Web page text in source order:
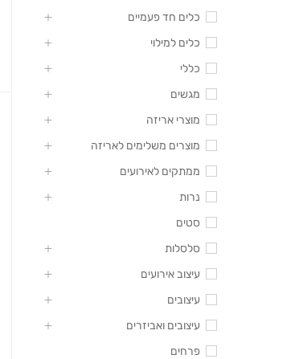
כלים חד פעמיים
כלים למילוי
כללי
מגשים
מוצרי אריזה
מוצרים משלימים לאריזה
ממתקים לאירועים
נרות
סטים
סלסלות
עיצוב אירועים
עיצובים
עיצובים ואביזרים
פרחים